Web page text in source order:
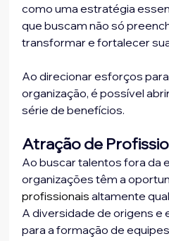
como uma estratégia
que buscam não só
transformar e fortalecer
Ao direcionar esforços
organização, é possível
série de benefícios.
Atração de
Ao buscar talentos fora da
organizações têm a
profissionais altamente
A diversidade de origens e
para a formação de